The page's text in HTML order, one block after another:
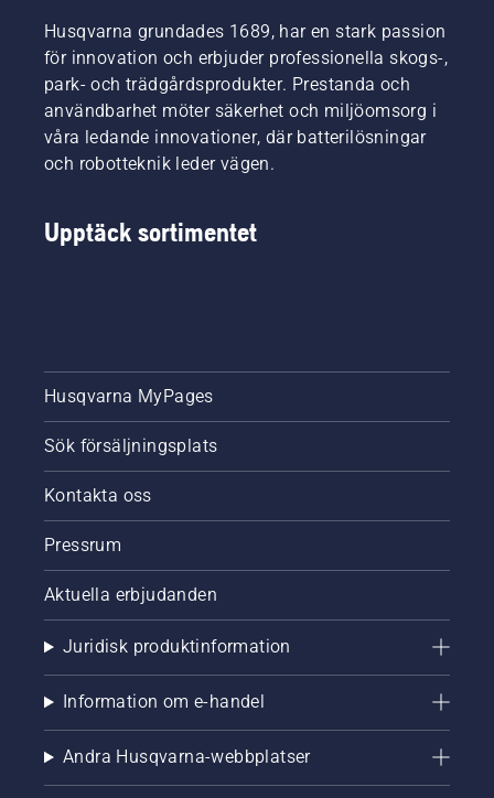
Husqvarna grundades 1689, har en stark passion
för innovation och erbjuder professionella skogs-,
park- och trädgårdsprodukter. Prestanda och
användbarhet möter säkerhet och miljöomsorg i
våra ledande innovationer, där batterilösningar
och robotteknik leder vägen.
Upptäck sortimentet
Husqvarna MyPages
Sök försäljningsplats
Kontakta oss
Pressrum
Aktuella erbjudanden
Juridisk produktinformation
Information om e-handel
Andra Husqvarna-webbplatser